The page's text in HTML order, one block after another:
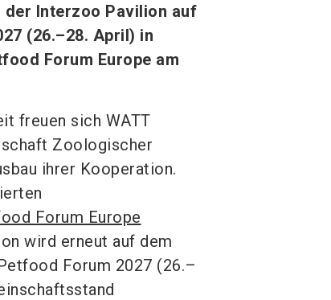
der Interzoo Pavilion auf
(26.–28. April) in
Forum Europe am
freuen sich WATT
Zoologischer
ihrer Kooperation.
Forum Europe
wird erneut auf dem
Forum 2027 (26.–